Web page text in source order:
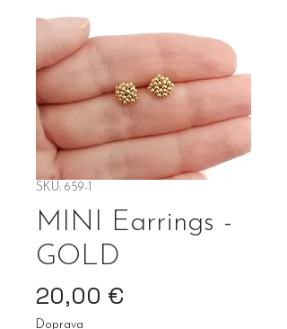
SKU: 659-1
MINI Earrings -
GOLD
20,00 €
Doprava